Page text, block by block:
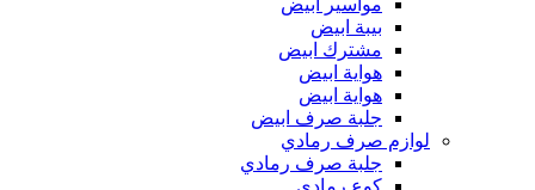
مواسير ابيض
بيبة ابيض
مشترك ابيض
هواية ابيض
هواية ابيض
جلبة صرف ابيض
لوازم صرف رمادي
جلبة صرف رمادي
كوع رمادي